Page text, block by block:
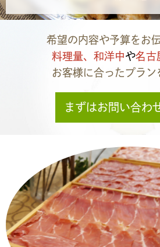
希望の内容や予算をお
料理量、和洋中や名古
お客様に合ったプラン
まずはお問い合わ